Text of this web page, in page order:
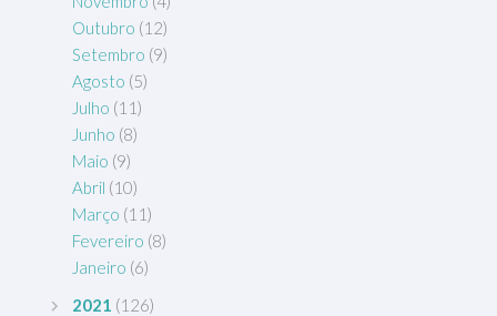
Outubro (12)
Setembro (9)
Agosto (5)
Julho (11)
Junho (8)
Maio (9)
Abril (10)
Março (11)
Fevereiro (8)
Janeiro (6)
2021 (126)